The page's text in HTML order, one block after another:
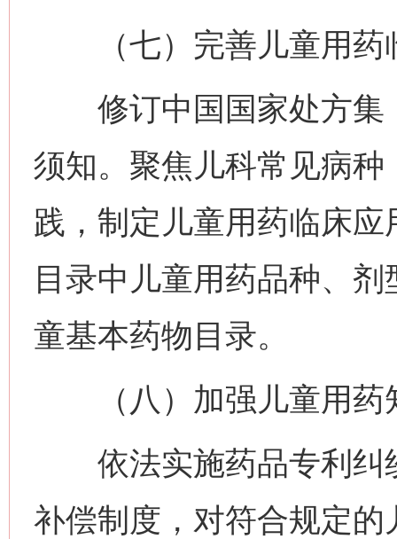
（七）完善儿童用药
修订中国国家处方集
须知。聚焦儿科常见病
践，制定儿童用药临床
目录中儿童用药品种、
童基本药物目录。
（八）加强儿童用药
依法实施药品专利纠
补偿制度，对符合规定